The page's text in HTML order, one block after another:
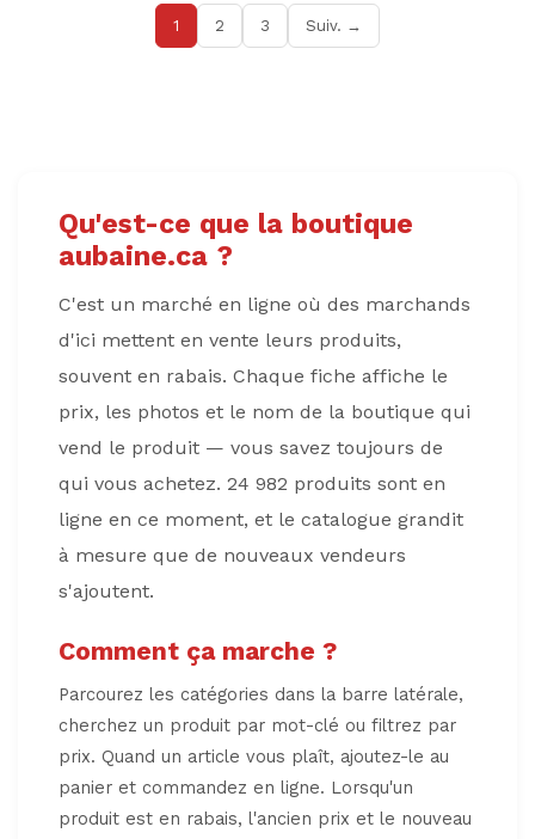
1 2 3 Suiv. →
Qu'est-ce que la boutique
aubaine.ca ?
C'est un marché en ligne où des marchands
d'ici mettent en vente leurs produits,
souvent en rabais. Chaque fiche affiche le
prix, les photos et le nom de la boutique qui
vend le produit — vous savez toujours de
qui vous achetez. 24 982 produits sont en
ligne en ce moment, et le catalogue grandit
à mesure que de nouveaux vendeurs
s'ajoutent.
Comment ça marche ?
Parcourez les catégories dans la barre latérale,
cherchez un produit par mot-clé ou filtrez par
prix. Quand un article vous plaît, ajoutez-le au
panier et commandez en ligne. Lorsqu'un
produit est en rabais, l'ancien prix et le nouveau